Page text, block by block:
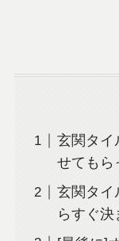
玄関タイ
せてもら
玄関タイ
らすぐ決